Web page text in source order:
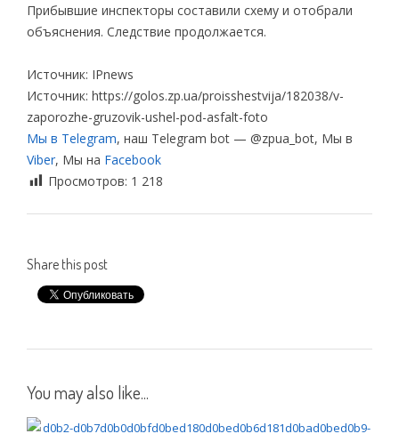
Прибывшие инспекторы составили схему и отобрали
объяснения. Следствие продолжается.
Источник: IPnews
Источник: https://golos.zp.ua/proisshestvija/182038/v-
zaporozhe-gruzovik-ushel-pod-asfalt-foto
Мы в Telegram, наш Telegram bot — @zpua_bot, Мы в
Viber, Мы на Facebook
Просмотров: 1 218
Share this post
You may also like...